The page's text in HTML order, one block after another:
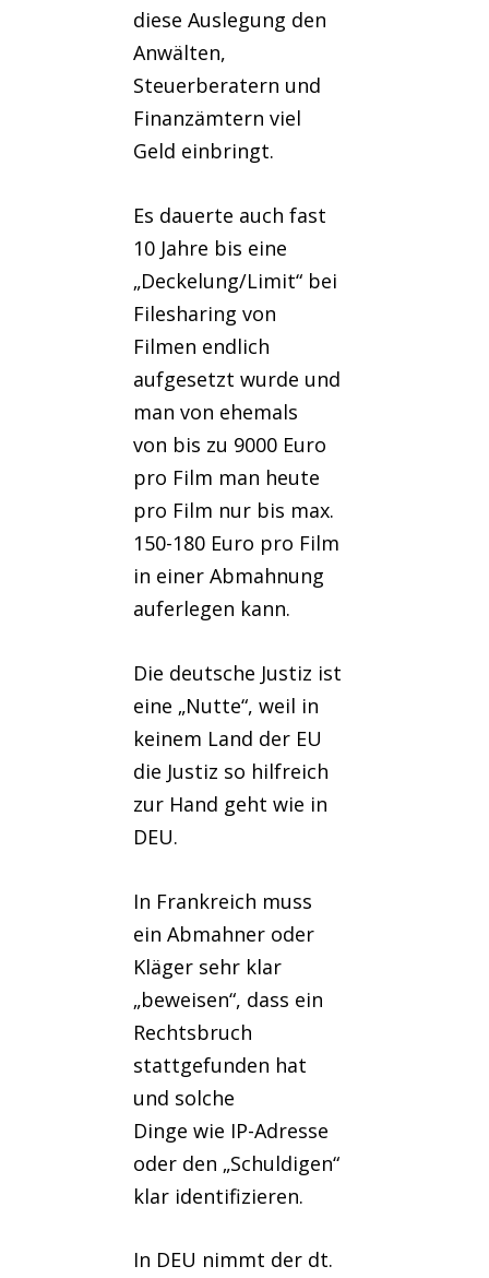
diese Auslegung den
Anwälten,
Steuerberatern und
Finanzämtern viel
Geld einbringt.
Es dauerte auch fast
10 Jahre bis eine
„Deckelung/Limit“ bei
Filesharing von
Filmen endlich
aufgesetzt wurde und
man von ehemals
von bis zu 9000 Euro
pro Film man heute
pro Film nur bis max.
150-180 Euro pro Film
in einer Abmahnung
auferlegen kann.
Die deutsche Justiz ist
eine „Nutte“, weil in
keinem Land der EU
die Justiz so hilfreich
zur Hand geht wie in
DEU.
In Frankreich muss
ein Abmahner oder
Kläger sehr klar
„beweisen“, dass ein
Rechtsbruch
stattgefunden hat
und solche
Dinge wie IP-Adresse
oder den „Schuldigen“
klar identifizieren.
In DEU nimmt der dt.